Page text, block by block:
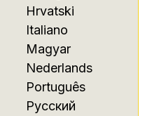
Hrvatski
Italiano
Magyar
Nederlands
Português
Русский